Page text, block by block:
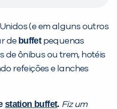
(e em alguns outros
de buffetpequenas
de ônibus ou trem, hotéis
refeições e lanches
station buffet. Fiz um